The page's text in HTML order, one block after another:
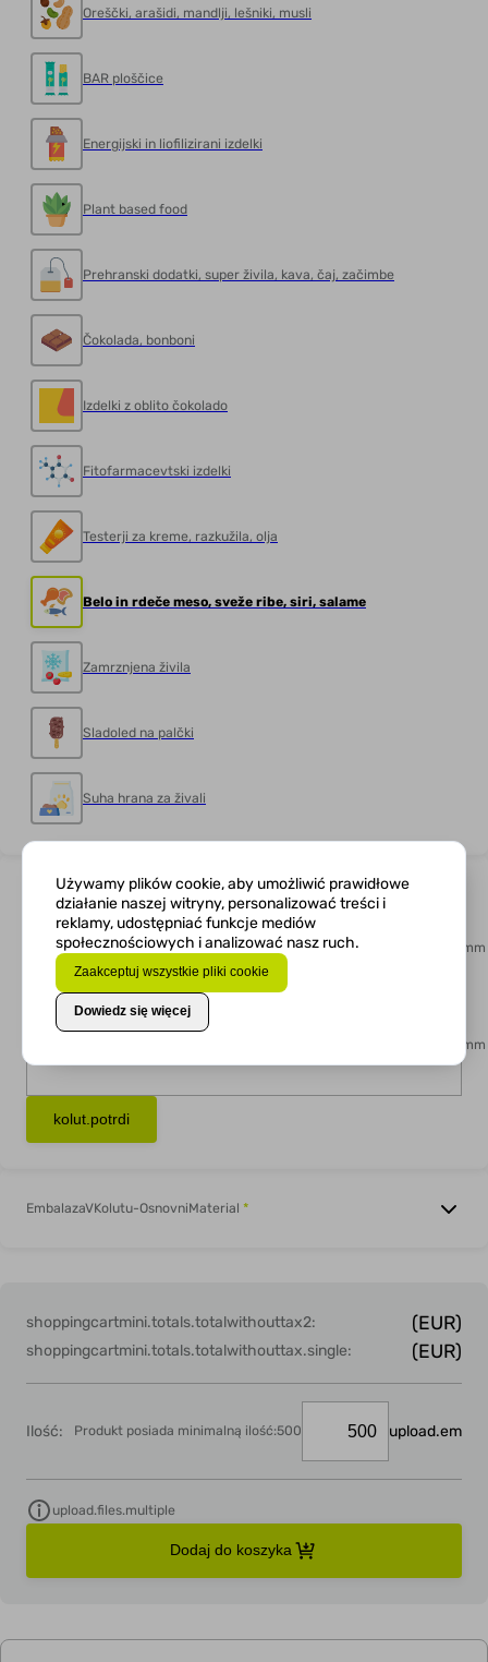
Używamy plików cookie, aby umożliwić prawidłowe
działanie naszej witryny, personalizować treści i
reklamy, udostępniać funkcje mediów
społecznościowych i analizować nasz ruch.
Zaakceptuj wszystkie pliki cookie
Dowiedz się więcej
Oreščki, arašidi, mandlji, lešniki, musli
BAR ploščice
Energijski in liofilizirani izdelki
Plant based food
Prehranski dodatki, super živila, kava, čaj, začimbe
Čokolada, bonboni
Izdelki z oblito čokolado
Fitofarmacevtski izdelki
Testerji za kreme, razkužila, olja
Belo in rdeče meso, sveže ribe, siri, salame
Zamrznjena živila
Sladoled na palčki
Suha hrana za živali
kolut.dimenzija
kolut.sirina *
kolut.korak *
kolut.potrdi
EmbalazaVKolutu-OsnovniMaterial *
shoppingcartmini.totals.totalwithouttax2: (EUR)
shoppingcartmini.totals.totalwithouttax.single: (EUR)
Ilość: Produkt posiada minimalną ilość:500 upload.em
upload.files.multiple
Dodaj do koszyka